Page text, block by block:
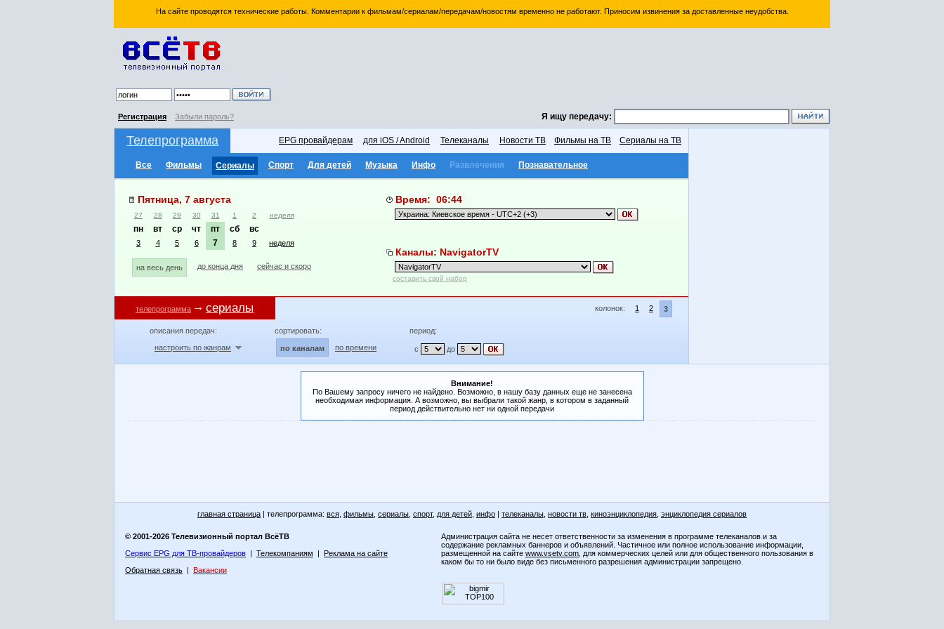
На сайте проводятся технические работы. Комментарии к фильмам/сериалам/передачам/новостям временно не работают. Приносим извинения за доставленные неудобства.
Регистрация Забыли пароль? Я ищу передачу:
Телепрограмма EPG провайдерам для iOS / Android Телеканалы Новости ТВ Фильмы на ТВ Сериалы на ТВ
Все Фильмы Сериалы Спорт Для детей Музыка Инфо Развлечения Познавательное
Пятница, 7 августа
27 28 29 30 31 1 2 неделя
пн вт ср чт пт сб вс
3 4 5 6 7 8 9 неделя
на весь день до конца дня сейчас и скоро
Время: 06:44
Каналы: NavigatorTV
составить свой набор
телепрограмма сериалы колонок: 1 2 3
описания передач:
настроить по жанрам
сортировать:
по каналам по времени
период:
с до
Внимание!
По Вашему запросу ничего не найдено. Возможно, в нашу базу данных еще не занесена
необходимая информация. А возможно, вы выбрали такой жанр, в котором в заданный
период действительно нет ни одной передачи
главная страница | телепрограмма: вся фильмы сериалы спорт, для детей инфо | телеканалы новости тв киноэнциклопедия энциклопедия сериалов
© 2001-2026 Телевизионный портал ВсёТВ
Сервис EPG для ТВ-провайдеров | Телекомпаниям | Реклама на сайте
Обратная связь | Вакансии
Администрация сайта не несет ответственности за изменения в программе телеканалов и за
содержание рекламных баннеров и объявлений. Частичное или полное использование информации,
размещенной на сайте www.vsetv.com , для коммерческих целей или для общественного пользования в
каком бы то ни было виде без письменного разрешения администрации запрещено.